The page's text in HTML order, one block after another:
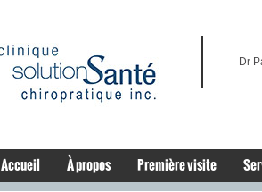
Dr
Accueil À propos Première visite